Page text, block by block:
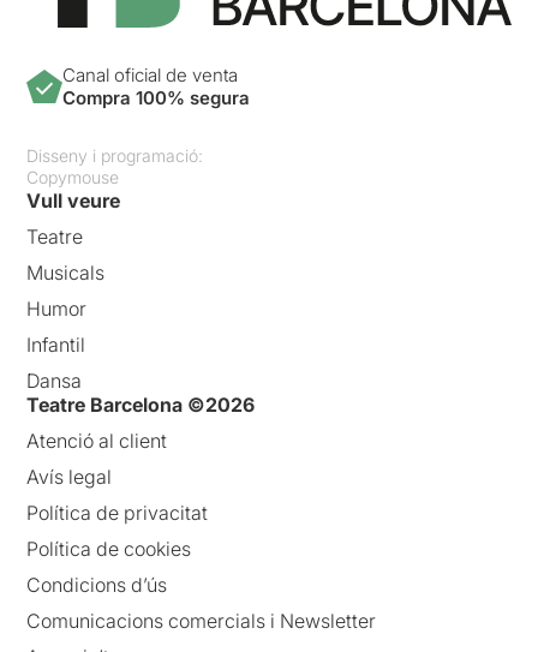
Canal oficial de venta
Compra 100% segura
Disseny i programació:
Copymouse
Vull veure
Teatre
Musicals
Humor
Infantil
Dansa
Teatre Barcelona ©2026
Atenció al client
Avís legal
Política de privacitat
Política de cookies
Condicions d’ús
Comunicacions comercials i Newsletter